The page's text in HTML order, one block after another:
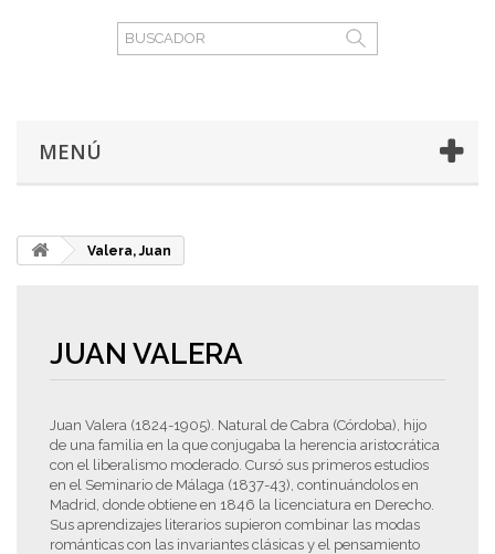
MENÚ
Valera, Juan
JUAN VALERA
Juan Valera (1824-1905). Natural de Cabra (Córdoba), hijo
de una familia en la que conjugaba la herencia aristocrática
con el liberalismo moderado. Cursó sus primeros estudios
en el Seminario de Málaga (1837-43), continuándolos en
Madrid, donde obtiene en 1846 la licenciatura en Derecho.
Sus aprendizajes literarios supieron combinar las modas
románticas con las invariantes clásicas y el pensamiento